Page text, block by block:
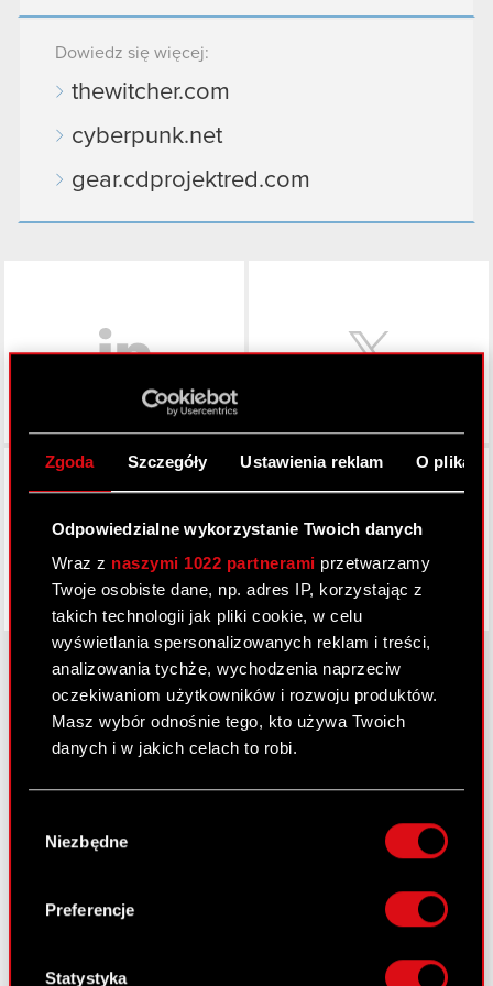
Zgoda Szczegóły Ustawienia reklam O
Odpowiedzialne wykorzystanie Twoich danych
Wraz z naszymi 1022 partnerami przetwarzamy
Twoje osobiste dane, np. adres IP, korzystając z
takich technologii jak pliki cookie, w celu
wyświetlania spersonalizowanych reklam i treści,
analizowania tychże, wychodzenia naprzeciw
oczekiwaniom użytkowników i rozwoju produktów.
Masz wybór odnośnie tego, kto używa Twoich
danych i w jakich celach to robi.
lokalizacji geograficznej z dokładnością nawet
Identyfikować Twoje urządzenie, aktywnie
analizując charakteryzującego je zbiory
palca)
zgody
Niezbędne
Preferencje
Statystyka
Dowiedz się więcej:
thewitcher.com
cyberpunk.net
gear.cdprojektred.com
Facebook
O CD PROJEKT
Grupa Kapitałowa
Inwestorzy
Kariera